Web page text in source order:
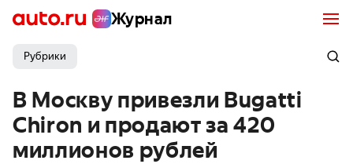
Журнал
Рубрики
В Москву привезли Bugatti
Chiron и продают за 420
миллионов рублей